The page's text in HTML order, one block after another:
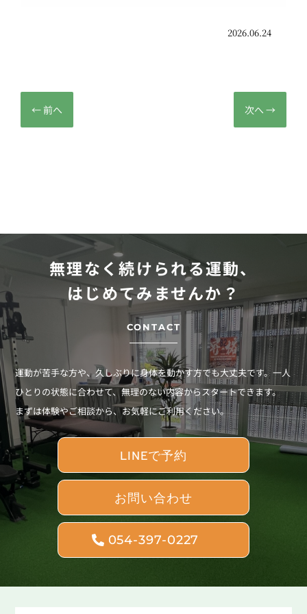
2026.06.24
← 前へ 次へ →
無理なく続けられる運動、
はじめてみませんか？
CONTACT
運動が苦手な方や、久しぶりに身体を動かす方でも大丈夫です。一人
ひとりの状態に合わせて、無理のない内容からスタートできます。
まずは体験やご相談から、お気軽にご利用ください。
LINEで予約
お問い合わせ
054-397-0227